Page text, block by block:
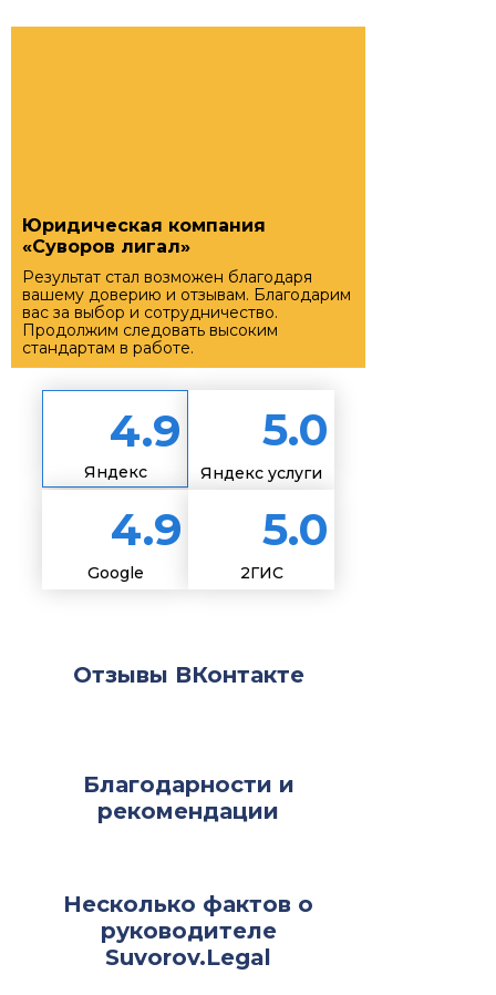
Юридическая компания
«Суворов лигал»
Результат стал возможен благодаря
вашему доверию и отзывам. Благодарим
вас за выбор и сотрудничество.
Продолжим следовать высоким
стандартам в работе.
Яндекс
4.9
Яндекс услуги
5.0
Google
4.9
2ГИС
5.0
Отзывы ВКонтакте
Благодарности и
рекомендации
Несколько фактов о
руководителе
Suvorov.Legal